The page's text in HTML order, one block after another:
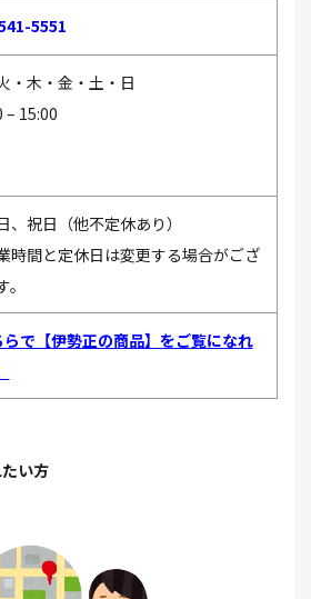
5551
・木・金・土・日
– 15:00
、祝日（他不定休あり）
時間と定休日は変更する場合がござ
らで【伊勢正の商品】をご覧になれ
たい方